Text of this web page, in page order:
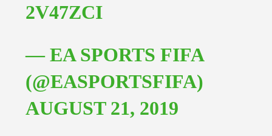
2V47ZCI
— EA SPORTS FIFA
(@EASPORTSFIFA)
AUGUST 21, 2019